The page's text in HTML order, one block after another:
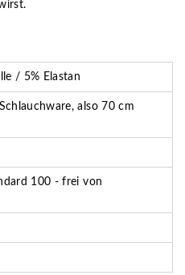
/ 5% Elastan
also 70 cm
100 - frei von